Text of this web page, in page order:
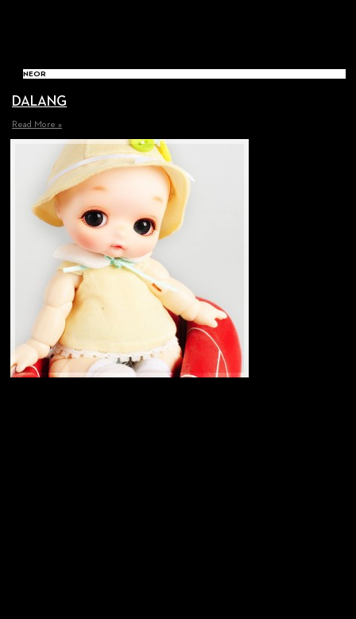
NEOR
DALANG
Read More »